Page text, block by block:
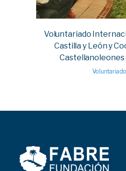
Voluntariado
Castilla y León y
Castellanoleones
Voluntariado